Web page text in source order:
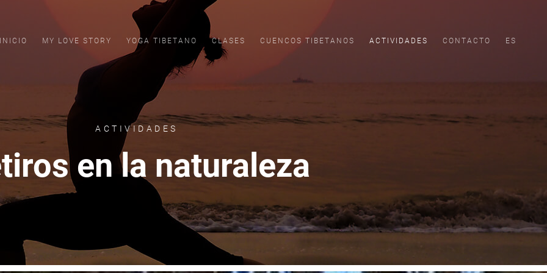
INICIO MY LOVE STORY YOGA TIBETANO CLASES CUENCOS TIBETANOS ACTIVIDADES CONTACTO ES
ACTIVIDADES
en la naturaleza